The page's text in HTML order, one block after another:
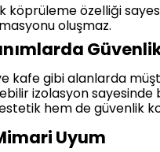
köprüleme özelliği
oluşmaz.
kafe gibi alanlarda
izolasyon sayesinde
hem de güvenlik
Uyum